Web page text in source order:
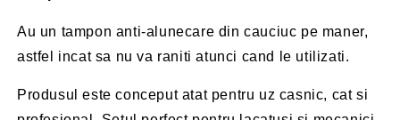
Au un tampon anti-alunecare din cauciuc pe maner,
astfel incat sa nu va raniti atunci cand le utilizati.
Produsul este conceput atat pentru uz casnic, cat si